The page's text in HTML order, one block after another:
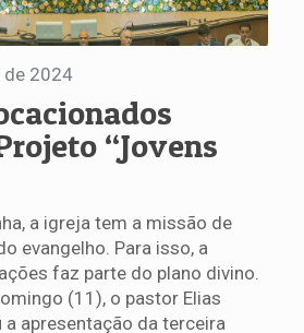
de 2024
“Jovens
a igreja tem a missão de
evangelho. Para isso, a
faz parte do plano divino.
(11), o pastor Elias
apresentação da terceira